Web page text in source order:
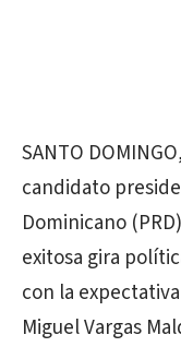
SANTO
candidato
Dominicano
exitosa gira
con la
Miguel Vargas